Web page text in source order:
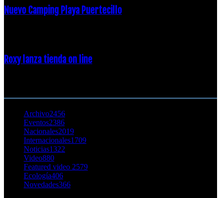
Nuevo Camping Playa Puertecillo
Roxy lanza tienda on line
Archivo2456
Eventos2386
Nacionales2019
Internacionales1709
Noticias1322
Video880
Featured video 2579
Ecología406
Novedades366